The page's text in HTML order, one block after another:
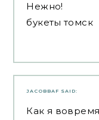
Нежно!
букеты томск
JACOBBAF SAID:
Как я